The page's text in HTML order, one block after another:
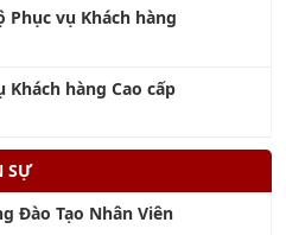
Khách hàng Cao cấp
Đào Tạo Nhân Viên
Quản Lý Con Người